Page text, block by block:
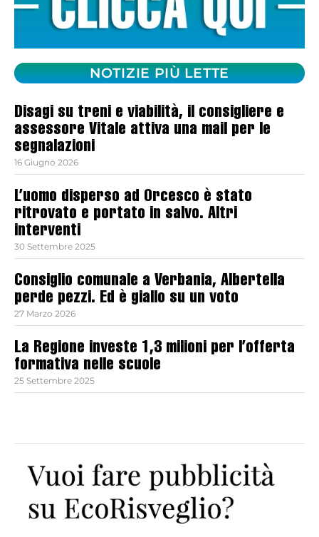
NOTIZIE PIÙ LETTE
Disagi su treni e viabilità, il consigliere e
assessore Vitale attiva una mail per le
segnalazioni
16 Giugno 2026
L’uomo disperso ad Orcesco è stato
ritrovato e portato in salvo. Altri
interventi
30 Settembre 2025
Consiglio comunale a Verbania, Albertella
perde pezzi. Ed è giallo su un voto
27 Marzo 2026
La Regione investe 1,3 milioni per l’offerta
formativa nelle scuole
25 Settembre 2025